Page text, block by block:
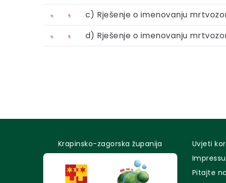
c) Rješenje o imenovanju
d) Rješenje o imenovanju
Krapinsko-zagorska županija
Uvjeti
Pitajte